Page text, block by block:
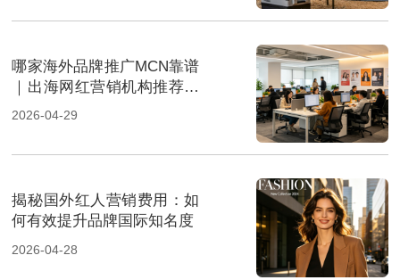
哪家海外品牌推广MCN靠谱
｜出海网红营销机构推荐指
南
2026-04-29
揭秘国外红人营销费用：如
何有效提升品牌国际知名度
2026-04-28